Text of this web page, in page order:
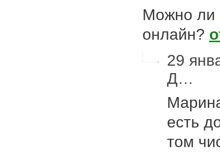
Можно ли
онлайн?
29
Д…
есть
том